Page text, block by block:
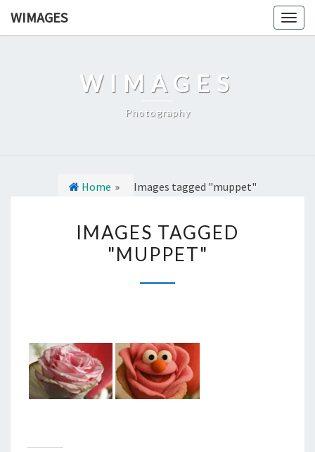
GaWIMAGES
WIMAGES
Photography
Home » Images tagged "muppet"
M
A
A
G
G
IMAGES TAGGED
"MUPPET"